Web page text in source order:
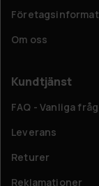
Om oss
Kundtjänst
FAQ - Vanliga
Leverans
Returer
Reklamationer